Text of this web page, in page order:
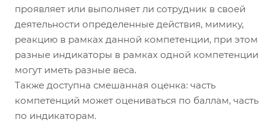
проявляет или выполняет ли сотрудник в своей
деятельности определенные действия, мимику,
реакцию в рамках данной компетенции, при этом
разные индикаторы в рамках одной компетенции
могут иметь разные веса.
Также доступна смешанная оценка: часть
компетенций может оцениваться по баллам, часть
по индикаторам.